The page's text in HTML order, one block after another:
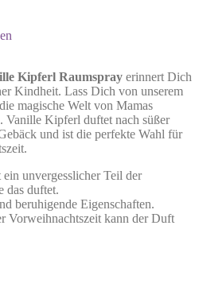
Kipferl Raumspray erinnert Dich
Kindheit. Lass Dich von unserem
magische Welt von Mamas
Vanille Kipferl duftet nach süßer
und ist die perfekte Wahl für
unvergesslicher Teil der
das duftet.
beruhigende Eigenschaften.
Vorweihnachtszeit kann der Duft